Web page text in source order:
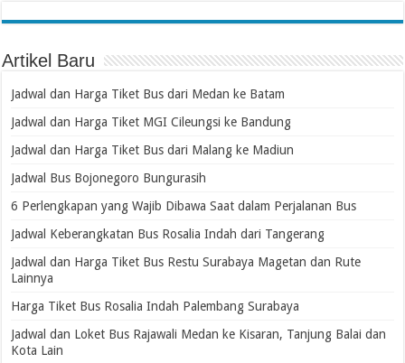
Artikel Baru
Jadwal dan Harga Tiket Bus dari Medan ke Batam
Jadwal dan Harga Tiket MGI Cileungsi ke Bandung
Jadwal dan Harga Tiket Bus dari Malang ke Madiun
Jadwal Bus Bojonegoro Bungurasih
6 Perlengkapan yang Wajib Dibawa Saat dalam Perjalanan Bus
Jadwal Keberangkatan Bus Rosalia Indah dari Tangerang
Jadwal dan Harga Tiket Bus Restu Surabaya Magetan dan Rute
Lainnya
Harga Tiket Bus Rosalia Indah Palembang Surabaya
Jadwal dan Loket Bus Rajawali Medan ke Kisaran, Tanjung Balai dan
Kota Lain